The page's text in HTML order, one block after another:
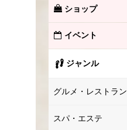
ショップ
イベント
ジャンル
グルメ・レストラン
スパ・エステ